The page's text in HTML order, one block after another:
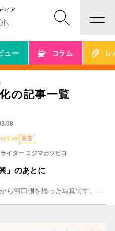
ィア
ュー コラム レ
の記事一覧
Eye 東京
イター コジマカツヒコ
興」のあとに